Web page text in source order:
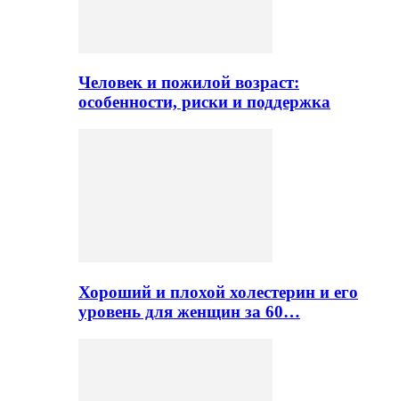
Человек и пожилой возраст:
особенности, риски и поддержка
Хороший и плохой холестерин и его
уровень для женщин за 60…